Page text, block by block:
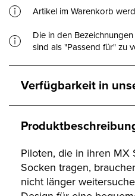
Artikel im Warenkorb
Die in den
sind als "Passend für" zu
Verfügbarkeit in
Piloten, die in ihren
Socken tragen,
nicht länger